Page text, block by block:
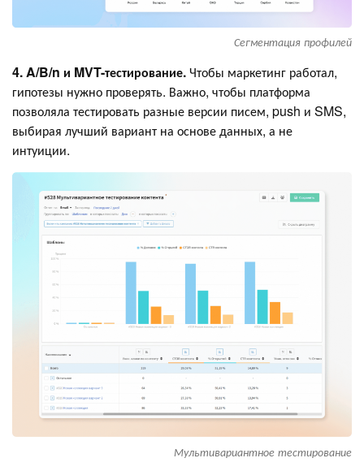
Сегментация профилей
4. A/B/n и MVT-тестирование.Чтобы маркетинг работал,
гипотезы нужно проверять. Важно, чтобы платформа
позволяла тестировать разные версии писем, push и SMS,
выбирая лучший вариант на основе данных, а не
интуиции.
Мультивариантное тестирование